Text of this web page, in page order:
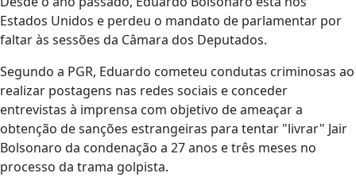
Estados Unidos e perdeu o mandato de parlamentar por
faltar às sessões da Câmara dos Deputados.
Segundo a PGR, Eduardo cometeu condutas criminosas ao
realizar postagens nas redes sociais e conceder
entrevistas à imprensa com objetivo de ameaçar a
obtenção de sanções estrangeiras para tentar "livrar" Jair
Bolsonaro da condenação a 27 anos e três meses no
processo da trama golpista.